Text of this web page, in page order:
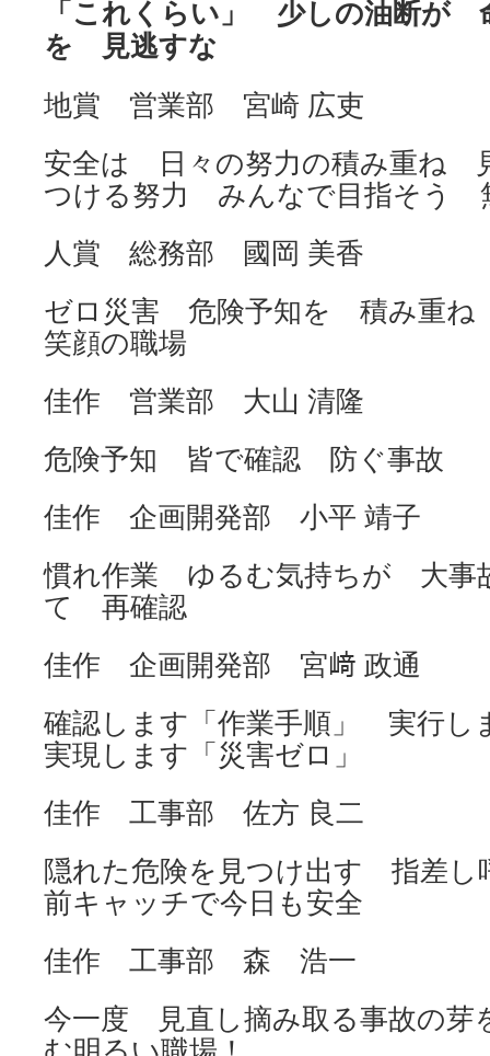
「これくらい」 少しの油断が
を 見逃すな
地賞 営業部 宮崎 広吏
安全は 日々の努力の積み重ね
つける努力 みんなで目指そう
人賞 総務部 國岡 美香
ゼロ災害 危険予知を 積み重
笑顔の職場
佳作 営業部 大山 清隆
危険予知 皆で確認 防ぐ事故
佳作 企画開発部 小平 靖子
慣れ作業 ゆるむ気持ちが 大事
て 再確認
佳作 企画開発部 宮﨑 政通
確認します「作業手順」 実行
実現します「災害ゼロ」
佳作 工事部 佐方 良二
隠れた危険を見つけ出す 指差
前キャッチで今日も安全
佳作 工事部 森 浩一
今一度 見直し摘み取る事故の